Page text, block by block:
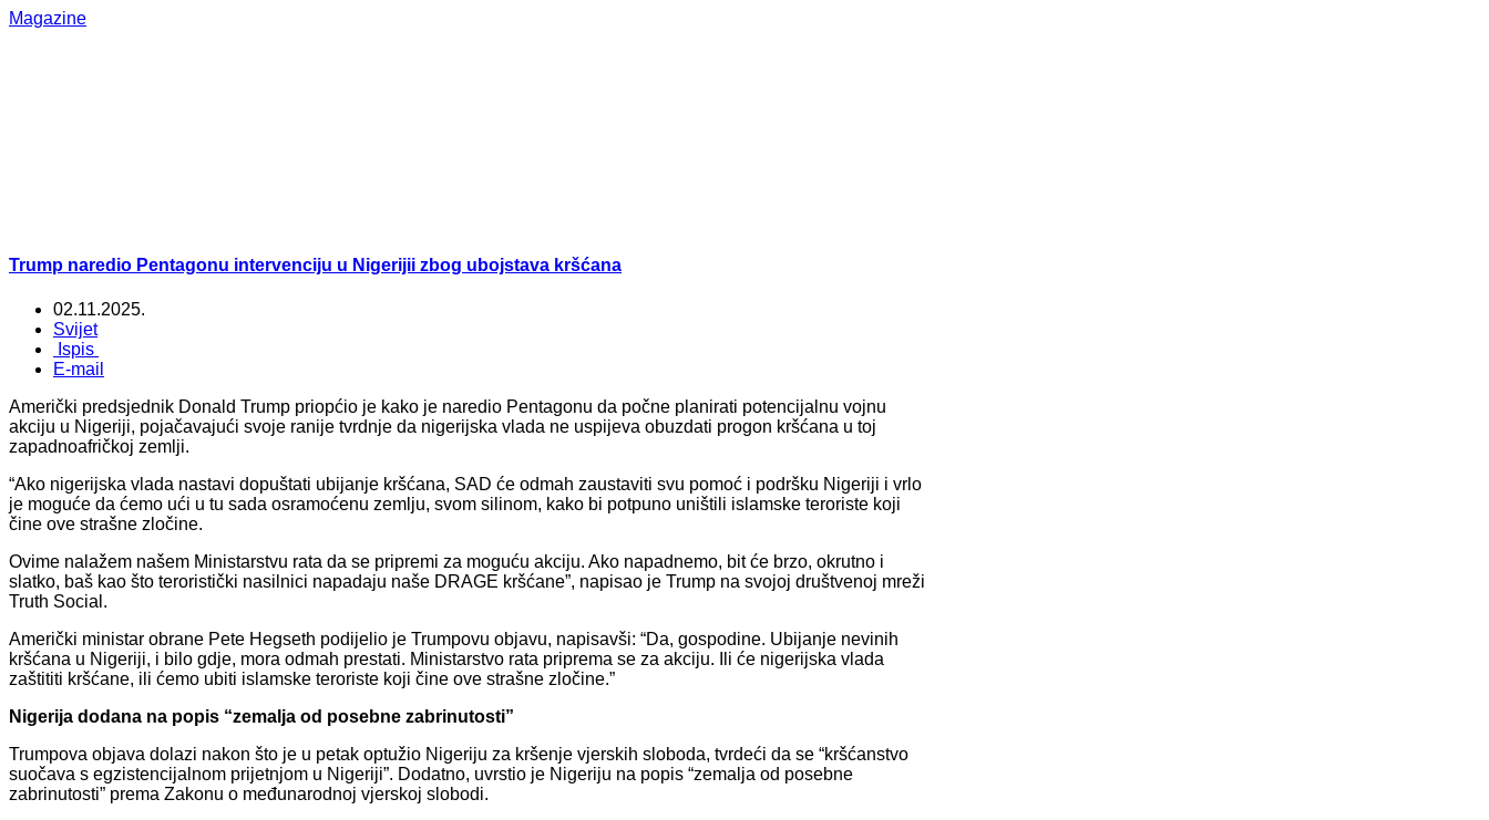
Magazine
Trump naredio Pentagonu intervenciju u Nigerijii zbog ubojstava kršćana
02.11.2025.
Svijet
Ispis
E-mail
Američki predsjednik Donald Trump priopćio je kako je naredio Pentagonu da počne planirati potencijalnu vojnu
akciju u Nigeriji, pojačavajući svoje ranije tvrdnje da nigerijska vlada ne uspijeva obuzdati progon kršćana u toj
zapadnoafričkoj zemlji.
“Ako nigerijska vlada nastavi dopuštati ubijanje kršćana, SAD će odmah zaustaviti svu pomoć i podršku Nigeriji i vrlo
je moguće da ćemo ući u tu sada osramoćenu zemlju, svom silinom, kako bi potpuno uništili islamske teroriste koji
čine ove strašne zločine.
Ovime nalažem našem Ministarstvu rata da se pripremi za moguću akciju. Ako napadnemo, bit će brzo, okrutno i
slatko, baš kao što teroristički nasilnici napadaju naše DRAGE kršćane”, napisao je Trump na svojoj društvenoj mreži
Truth Social.
Američki ministar obrane Pete Hegseth podijelio je Trumpovu objavu, napisavši: “Da, gospodine. Ubijanje nevinih
kršćana u Nigeriji, i bilo gdje, mora odmah prestati. Ministarstvo rata priprema se za akciju. Ili će nigerijska vlada
zaštititi kršćane, ili ćemo ubiti islamske teroriste koji čine ove strašne zločine.”
Nigerija dodana na popis “zemalja od posebne zabrinutosti”
Trumpova objava dolazi nakon što je u petak optužio Nigeriju za kršenje vjerskih sloboda, tvrdeći da se “kršćanstvo
suočava s egzistencijalnom prijetnjom u Nigeriji”. Dodatno, uvrstio je Nigeriju na popis “zemalja od posebne
zabrinutosti” prema Zakonu o međunarodnoj vjerskoj slobodi.